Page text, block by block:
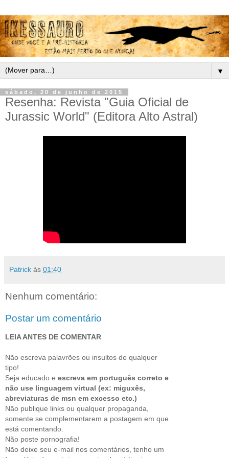
▼
sábado, 20 de junho de 2015
Resenha: Revista "Guia Oficial de
Jurassic World" (Editora Alto Astral)
Patrick às 01:40
Nenhum comentário:
Postar um comentário
LEIA ANTES DE COMENTAR
Não escreva palavrões ou insultos de qualquer
tipo!
Seja educado e escreva em português correto e
não use linguagem virtual (ex: miguxês,
abreviaturas de msn em excesso etc.)
Não publique links ou qualquer propaganda,
somente se complementarem a postagem em que
está comentando.
Não poste pornografia!
Não deixe seu e-mail nos comentários, tenho um